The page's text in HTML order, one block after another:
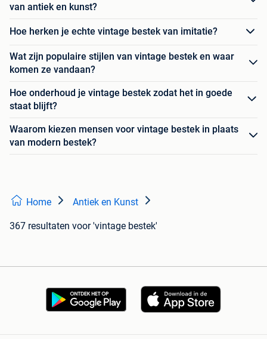
van antiek en kunst?
Hoe herken je echte vintage bestek van imitatie?
Wat zijn populaire stijlen van vintage bestek en waar
komen ze vandaan?
Hoe onderhoud je vintage bestek zodat het in goede
staat blijft?
Waarom kiezen mensen voor vintage bestek in plaats
van modern bestek?
Home Antiek en Kunst
367 resultaten voor 'vintage bestek'